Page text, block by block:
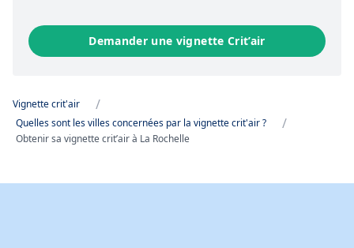
Demander une vignette Crit’air
Vignette crit'air /
Quelles sont les villes concernées par la vignette crit'air ? /
Obtenir sa vignette crit’air à La Rochelle